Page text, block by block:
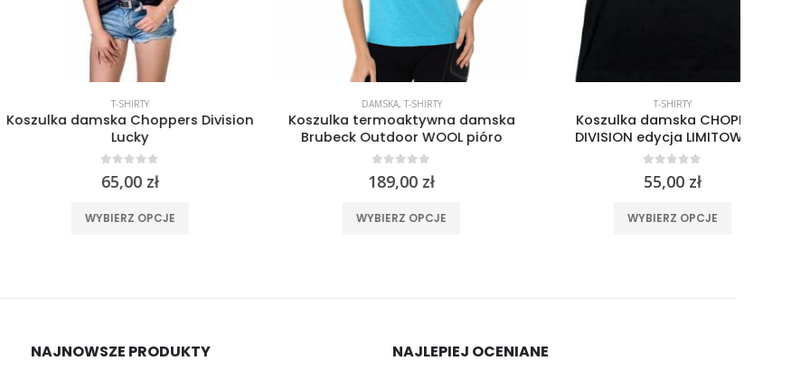
damska Choppers Division
WYBIERZ OPCJE
T-SHIRTY
Koszulka termoaktywna damska
Brubeck Outdoor WOOL pióro
zł
WYBIERZ OPCJE
Koszulka damska CHOPPERS
DIVISION edycja LIMITOWANA
WYBIERZ OPCJE
NAJNOWSZE PRODUKTY NAJLEPIEJ OCENIANE